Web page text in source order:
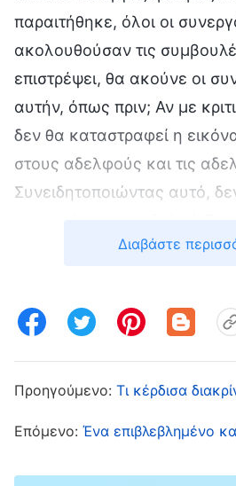
παραιτήθηκε, όλοι οι
ακολουθούσαν τις
επιστρέψει, θα ακούνε οι
αυτήν, όπως πριν; Αν με
δεν θα καταστραφεί η
στους αδελφούς και τις
Συνειδητοποιώντας αυτό,
γίνεται, πρέπει να πω σε
εκλεγεί». Έτσι, περιέγραψα
συμπεριφορές της, όπως ότι
το κύρος και δεν έφερε
της. Για να είμαι πιο
φερόμουν δίκαια στην
Διαβάστε
Προηγούμενο: Τι κέρδισα
Επόμενο: Ένα επιβλεβλημένο